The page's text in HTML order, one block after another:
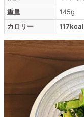
重量
145g
カロリー
117kcal